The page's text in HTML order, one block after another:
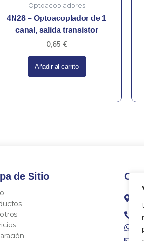
Optoacopladores
4N28 – Optoacoplador de 1
canal, salida transistor
0,65 €
Añadir al carrito
de Sitio